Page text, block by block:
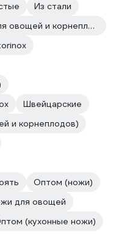
Из стали
Из нержавеющей стали (ножи для овощей и корнеплодов)
Швейцарские
и корнеплодов)
Оптом (ножи)
для овощей
(кухонные ножи)